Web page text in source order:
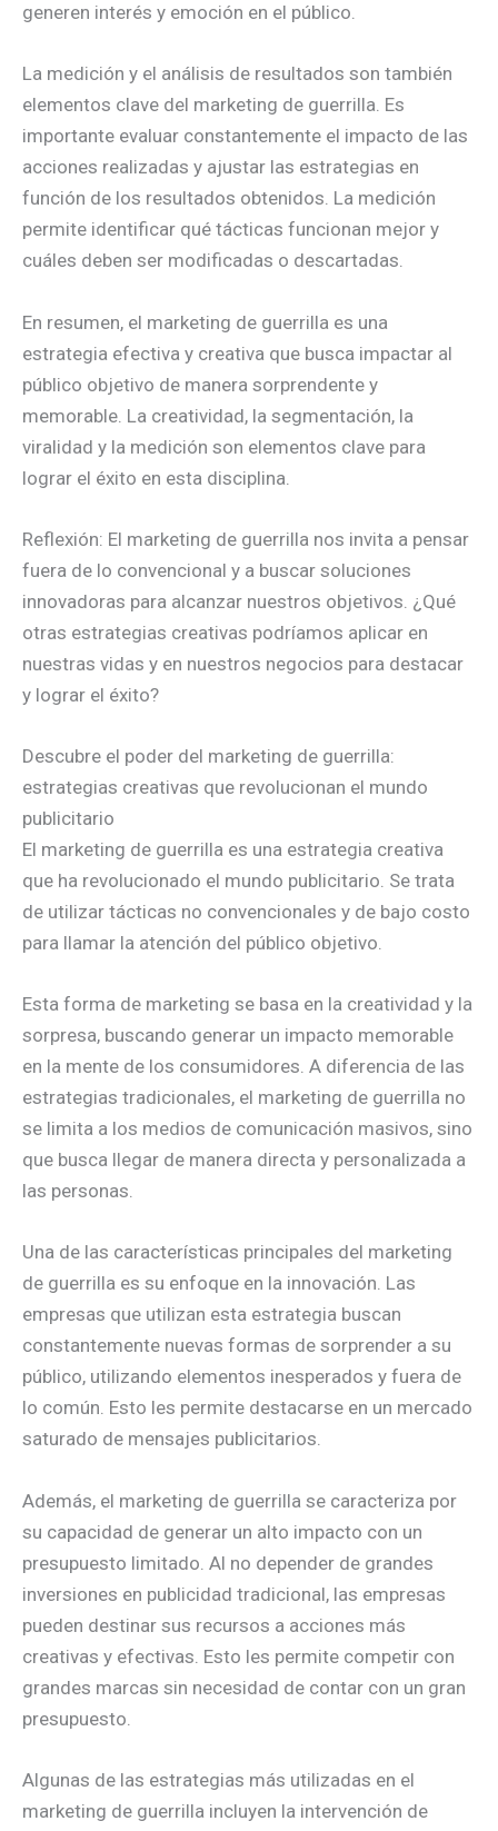
generen interés y emoción en el público.
La medición y el análisis de resultados son también
elementos clave del marketing de guerrilla. Es
importante evaluar constantemente el impacto de las
acciones realizadas y ajustar las estrategias en
función de los resultados obtenidos. La medición
permite identificar qué tácticas funcionan mejor y
cuáles deben ser modificadas o descartadas.
En resumen, el marketing de guerrilla es una
estrategia efectiva y creativa que busca impactar al
público objetivo de manera sorprendente y
memorable. La creatividad, la segmentación, la
viralidad y la medición son elementos clave para
lograr el éxito en esta disciplina.
Reflexión: El marketing de guerrilla nos invita a pensar
fuera de lo convencional y a buscar soluciones
innovadoras para alcanzar nuestros objetivos. ¿Qué
otras estrategias creativas podríamos aplicar en
nuestras vidas y en nuestros negocios para destacar
y lograr el éxito?
Descubre el poder del marketing de guerrilla:
estrategias creativas que revolucionan el mundo
publicitario
El marketing de guerrilla es una estrategia creativa
que ha revolucionado el mundo publicitario. Se trata
de utilizar tácticas no convencionales y de bajo costo
para llamar la atención del público objetivo.
Esta forma de marketing se basa en la creatividad y la
sorpresa, buscando generar un impacto memorable
en la mente de los consumidores. A diferencia de las
estrategias tradicionales, el marketing de guerrilla no
se limita a los medios de comunicación masivos, sino
que busca llegar de manera directa y personalizada a
las personas.
Una de las características principales del marketing
de guerrilla es su enfoque en la innovación. Las
empresas que utilizan esta estrategia buscan
constantemente nuevas formas de sorprender a su
público, utilizando elementos inesperados y fuera de
lo común. Esto les permite destacarse en un mercado
saturado de mensajes publicitarios.
Además, el marketing de guerrilla se caracteriza por
su capacidad de generar un alto impacto con un
presupuesto limitado. Al no depender de grandes
inversiones en publicidad tradicional, las empresas
pueden destinar sus recursos a acciones más
creativas y efectivas. Esto les permite competir con
grandes marcas sin necesidad de contar con un gran
presupuesto.
Algunas de las estrategias más utilizadas en el
marketing de guerrilla incluyen la intervención de